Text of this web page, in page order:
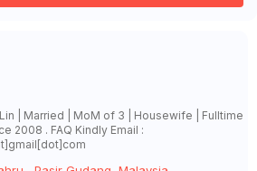
| Married | MoM of 3 | Housewife | Fulltime
2008 . FAQ Kindly Email :